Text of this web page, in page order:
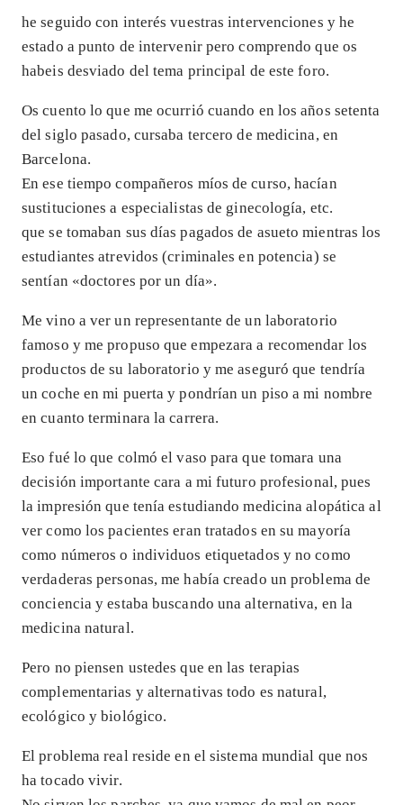
he seguido con interés vuestras intervenciones y he
estado a punto de intervenir pero comprendo que os
habeis desviado del tema principal de este foro.
Os cuento lo que me ocurrió cuando en los años setenta
del siglo pasado, cursaba tercero de medicina, en
Barcelona.
En ese tiempo compañeros míos de curso, hacían
sustituciones a especialistas de ginecología, etc.
que se tomaban sus días pagados de asueto mientras los
estudiantes atrevidos (criminales en potencia) se
sentían «doctores por un día».
Me vino a ver un representante de un laboratorio
famoso y me propuso que empezara a recomendar los
productos de su laboratorio y me aseguró que tendría
un coche en mi puerta y pondrían un piso a mi nombre
en cuanto terminara la carrera.
Eso fué lo que colmó el vaso para que tomara una
decisión importante cara a mi futuro profesional, pues
la impresión que tenía estudiando medicina alopática al
ver como los pacientes eran tratados en su mayoría
como números o individuos etiquetados y no como
verdaderas personas, me había creado un problema de
conciencia y estaba buscando una alternativa, en la
medicina natural.
Pero no piensen ustedes que en las terapias
complementarias y alternativas todo es natural,
ecológico y biológico.
El problema real reside en el sistema mundial que nos
ha tocado vivir.